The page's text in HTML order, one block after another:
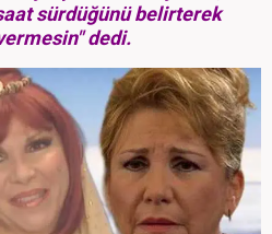
sürdüğünü belirterek
dedi.